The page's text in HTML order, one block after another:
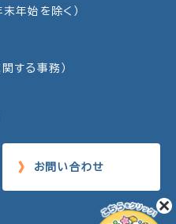
年始を除く）
する事務）
お問い合わせ